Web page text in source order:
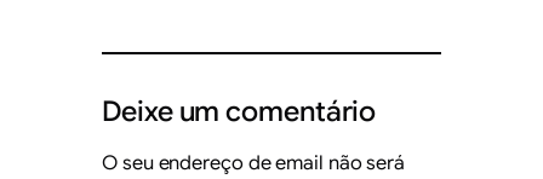
Deixe um comentário
O seu endereço de email não será